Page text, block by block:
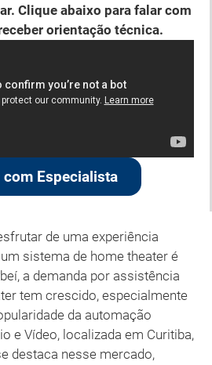
Clique abaixo para falar com
orientação técnica.
com Especialista
de uma experiência
sistema de home theater é
a demanda por assistência
tem crescido, especialmente
da automação
e Vídeo, localizada em Curitiba,
destaca nesse mercado,